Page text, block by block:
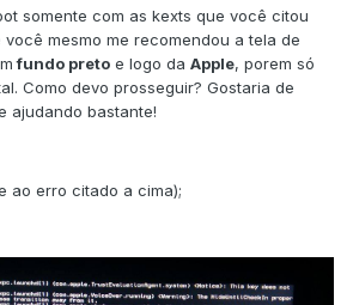
somente com as kexts que você citou
mesmo me recomendou a tela de
fundo preto e logo da Apple, porem só
Como devo prosseguir? Gostaria de
ajudando bastante!
ao erro citado a cima);